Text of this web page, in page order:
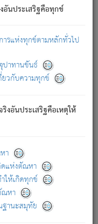
นประเสริฐคือทุกข์
รแห่งทุกข์ตามหลักทั่วไป
าทานขันธ์
วกับความทุกข์
อันประเสริฐคือเหตุให้
า
แห่งตัณหา
ให้เกิดทุกข์
หา
ฐานะสมุทัย
สมณะหรือพราหมณ์ทั้ง
ปวง.
วง ความเกิดขึ้นแห่ง
ทั้งหลายอันอวิชาหนา
ภพอันเป็นแล้วนั้น ย่อม
ความมีแห่งประโยชน์โดย
ไม่เที่ยง เป็นทุกข์ มี
ไม่เพลิดเพลินวิภวตัณหา
อ (แห่งภพทั้งหลาย)
ารทั้งปวง นั้นคือ
สนิทแล้ว เพราะไม่มี